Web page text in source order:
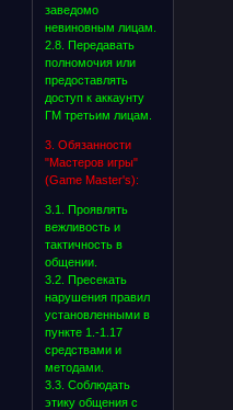
заведомо
невиновным лицам.
2.8. Передавать
полномочия или
предоставлять
доступ к аккаунту
ГМ третьим лицам.
3. Обязанности
"Мастеров игры"
(Game Master's):
3.1. Проявлять
вежливость и
тактичность в
общении.
3.2. Пресекать
нарушения правил
установленными в
пункте 1.-1.17
средствами и
методами.
3.3. Соблюдать
этику общения с